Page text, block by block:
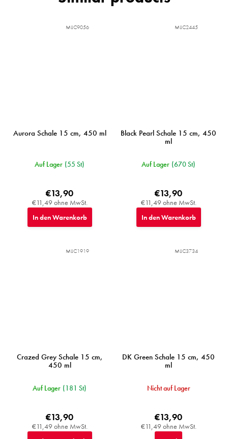
Aurora Schale 15 cm, 450 ml
Auf Lager (55 St)
€11,49 ohne MwSt.
€13,90
In den Warenkorb
MIJC9056
Black Pearl Schale 15 cm, 450
ml
Auf Lager (670 St)
€11,49 ohne MwSt.
€13,90
In den Warenkorb
MIJC2445
Crazed Grey Schale 15 cm,
450 ml
Auf Lager (181 St)
€11,49 ohne MwSt.
€13,90
MIJC1919
DK Green Schale 15 cm, 450
ml
Nicht auf Lager
€11,49 ohne MwSt.
€13,90
MIJC3734